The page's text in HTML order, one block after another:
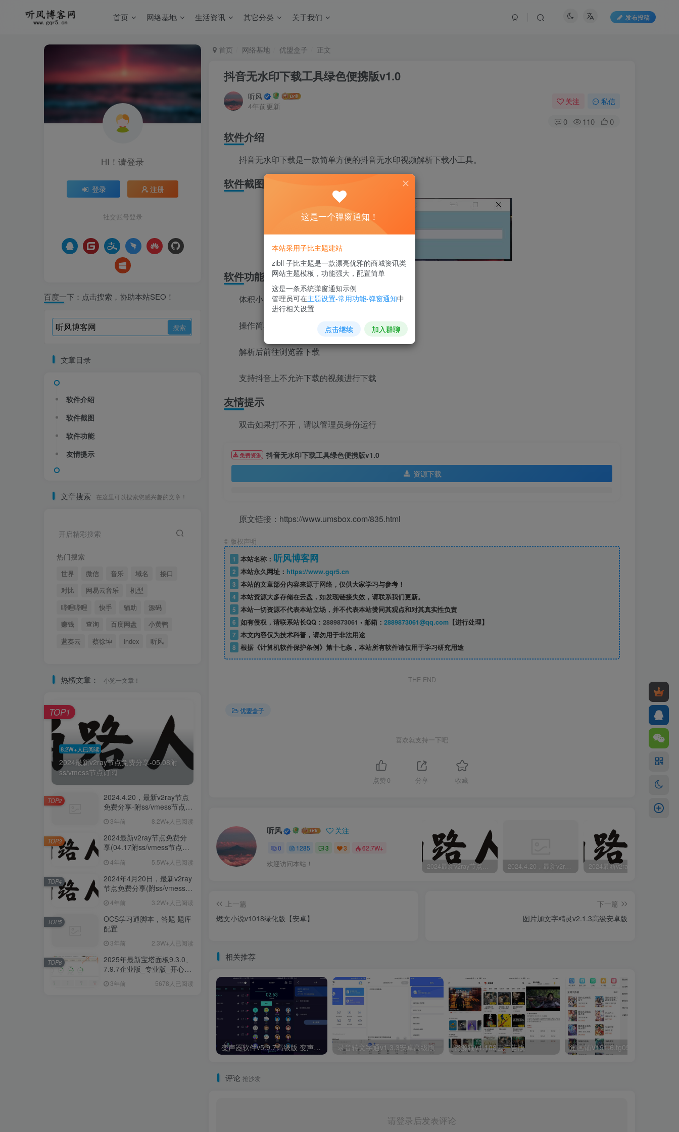
首页 网络基地 生活资讯 其它分类 关于我们 发布投稿
首页 网络基地 优盟盒子 正文
抖音无水印下载工具绿色便携版v1.0
听风
4年前更新
关注 私信
0 110 0
软件介绍
抖音无水印下载是一款简单方便的抖音无水印视频解析下载小工具。
软件截图
软件功能
体积小，无需安装
操作简单，趣味性的解析页面
解析后前往浏览器下载
支持抖音上不允许下载的视频进行下载
友情提示
双击如果打不开，请以管理员身份运行
免费资源 抖音无水印下载工具绿色便携版v1.0
资源下载
原文链接：https://www.umsbox.com/835.html
© 版权声明
1
本站名称： 听风博客网
2 本站永久网址： https://www.gqr5.cn
3 本站的文章部分内容来源于网络，仅供大家学习与参考！
4 本站资源大多存储在云盘，如发现链接失效，请联系我们更新。
5 本站一切资源不代表本站立场，并不代表本站赞同其观点和对其真实性负责
6 如有侵权，请联系站长QQ： 2889873061 • 邮箱： 2889873061@qq.com【进行处理】
7 本文内容仅为技术科普，请勿用于非法用途
8 根据《计算机软件保护条例》第十七条，本站所有软件请仅用于学习研究用途
THE END
优盟盒子
喜欢就支持一下吧
点赞 0 分享 收藏
听风 关注
0 1285 3 3 62.7W+
欢迎访问本站！ 2024最新v2ray节点免费分享-05.08附ss/vmess节点订阅 2024.4.20，最新v2ray节点免费分享-附ss/vmess节点订阅
上一篇
燃文小说v1018绿化版【安卓】
下一篇
图片加文字精灵v2.1.3高级安卓版
相关推荐
变声器软件v5.9.7高级版 变声器大师软件 录音转文字通v1.3.3安卓高级版 资源猫v1.108去广告版
评论 抢沙发
请登录后发表评论
HI！请登录
登录 注册
社交账号登录
百度一下：点击搜索，协助本站SEO！
文章目录
软件介绍
软件截图
软件功能
友情提示
文章搜索 在这里可以搜索您感兴趣的文章！
开启精彩搜索
热门搜索
世界 微信 音乐 域名
接口
对比
网易云音乐
机型
哔哩哔哩
快手 辅助
源码
赚钱
查询 百度网盘
小黄鸭
蓝奏云
蔡徐坤 index 听风
热榜文章： 小览一文章！
8.2W+人已阅读
2024最新v2ray节点免费分享-05.08附
ss/vmess节点订阅
TOP1
2024.4.20，最新v2ray节点
免费分享-附ss/vmess节点订
3年前 8.2W+人已阅读
TOP2
2024最新v2ray节点免费分
享(04.17附ss/vmess节点订
4年前 5.5W+人已阅读
TOP3
2024年4月20日，最新v2ray
节点免费分享(附ss/vmess节
4年前 3.2W+人已阅读
TOP4
OCS学习通脚本，答题 题库
配置
3年前 2.3W+人已阅读
TOP5
2025年最新宝塔面板9.3.0、
7.9.7企业版_专业版_开心破
3年前 5678人已阅读
TOP6
这是一个弹窗通知！
本站采用子比主题建站
zibll 子比主题是一款漂亮优雅的商城资讯类
网站主题模板，功能强大，配置简单
这是一条系统弹窗通知示例
管理员可在主题设置-常用功能-弹窗通知中
进行相关设置
点击继续 加入群聊